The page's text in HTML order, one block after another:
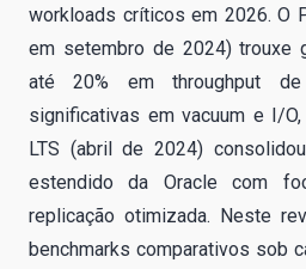
workloads críticos em 2026. O
em setembro de 2024) trouxe
até 20% em throughput
significativas em vacuum e I/
LTS (abril de 2024)
estendido da Oracle com
replicação otimizada. Neste
benchmarks comparativos sob